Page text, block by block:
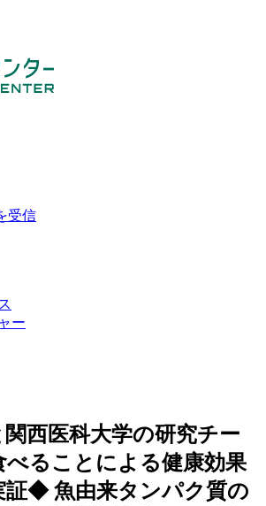
受信
ー
西医科大学の研究チー
べることによる健康効果
証◆ 魚由来タンパク質の